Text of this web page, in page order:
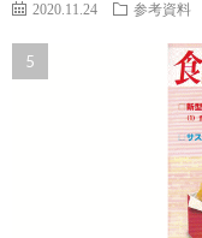
2020.11.24 参考資料